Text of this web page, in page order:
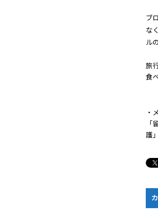
ブ
な
ル
旅
食
・
「
護」